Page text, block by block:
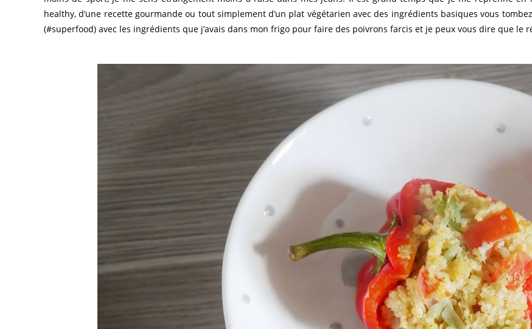
healthy, d’une recette gourmande ou tout simplement d’un plat végétarien avec des ingrédients basiques vous
(#superfood) avec les ingrédients que j’avais dans mon frigo pour faire des poivrons farcis et je peux vous dire que le